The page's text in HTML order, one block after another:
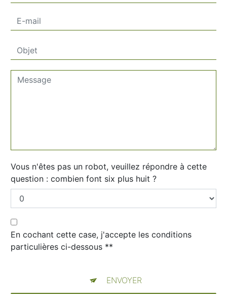
Vous n'êtes pas un robot, veuillez répondre à cette
question : combien font six plus huit ?
En cochant cette case, j'accepte les conditions
particulières ci-dessous **
ENVOYER